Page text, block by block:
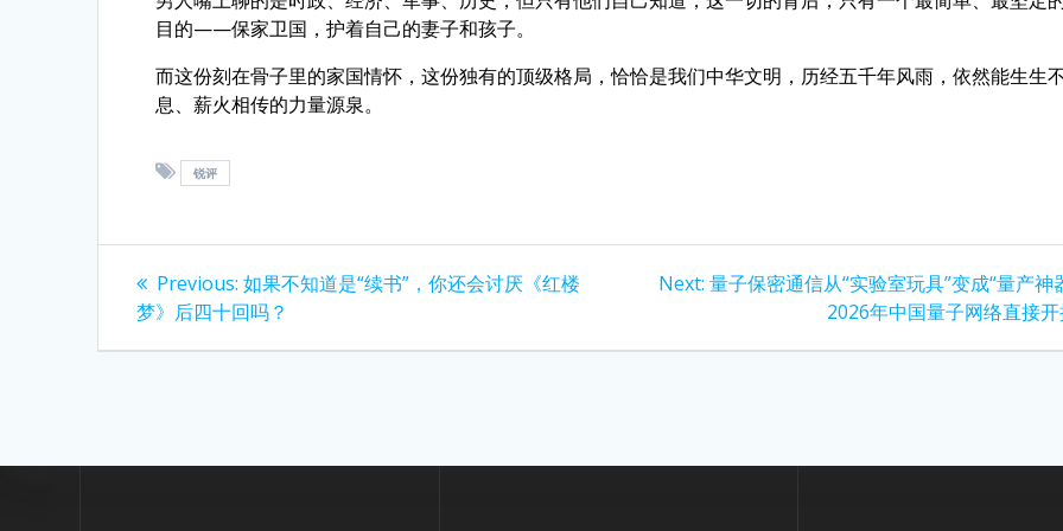
目的——保家卫国，护着自己的妻子和孩子。
而这份刻在骨子里的家国情怀，这份独有的顶级格局，恰恰是我们中华文明，历经五千年风雨，依然能生生
息、薪火相传的力量源泉。
锐评
Post
navigation
Previous: Previous
post:
如果不知道是“续书”，你还会讨厌《红楼
梦》后四十回吗？
Next: Next
量子保密通信从“实验室玩具”变成“量产神
2026年中国量子网络直接